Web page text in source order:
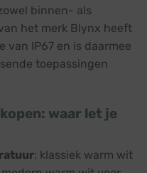
binnen- als
het merk Blynx heeft
van IP67 en is daarmee
toepassingen
waar let je
: klassiek warm wit